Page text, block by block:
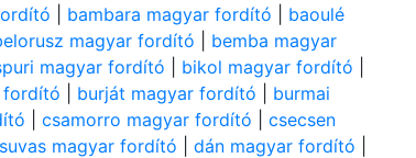
bambara magyar fordító
baoulé
magyar fordító
bemba magyar
magyar fordító bikol magyar fordító
fordító burját magyar fordító
burmai
|csamorro magyar fordító |csecsen
magyar fordító |dán magyar fordító